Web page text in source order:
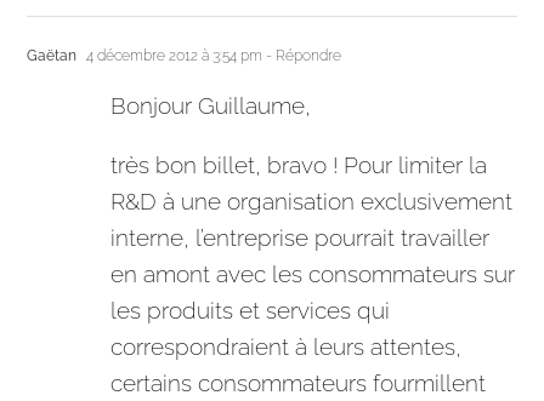
Gaëtan 4 décembre 2012 à 3:54 pm - Répondre
Bonjour Guillaume,
très bon billet, bravo ! Pour limiter la
R&D à une organisation exclusivement
interne, l’entreprise pourrait travailler
en amont avec les consommateurs sur
les produits et services qui
correspondraient à leurs attentes,
certains consommateurs fourmillent